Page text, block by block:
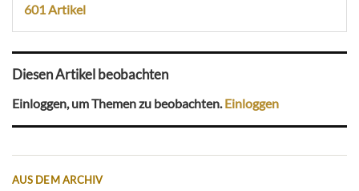
601 Artikel
Diesen Artikel beobachten
Einloggen, um Themen zu beobachten.Einloggen
AUS DEM ARCHIV